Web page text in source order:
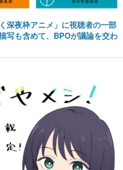
深夜枠アニメ」に視聴者の一部
写も含めて、BPOが議論を交わ